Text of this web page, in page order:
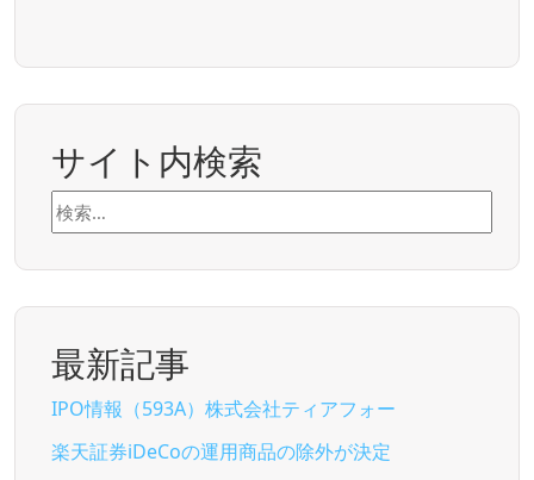
サイト内検索
検
索:
最新記事
IPO情報（593A）株式会社ティアフォー
楽天証券iDeCoの運用商品の除外が決定